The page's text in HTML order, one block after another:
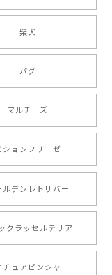
【 ボーダーコリー 水彩画風 毛色4色 】 手帳 スマホケース 犬 うちの子 iPhone & Android
し不安になり
本当に可愛
【 キュンです ボーダーコリー 】 手帳 スマホケース 犬 うちの子 プレゼント ペット Android対応
しましたが… 可
柴犬
パグ
マルチーズ
ションフリーゼ
ルデンレトリバー
クラッセルテリア
チュアピンシャー